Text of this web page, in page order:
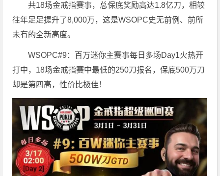
共18场金戒指赛事，总保底奖励高达1.8亿刀，相较
往年足足提升了8,000万，这是WSOPC史无前例、前所
未有的全新高度。
WSOPC#9：百万迷你主赛事每日多场Day1火热开
打中，18场金戒指赛中最低的250刀报名，保底500万刀
却是第四高，性价比极佳！